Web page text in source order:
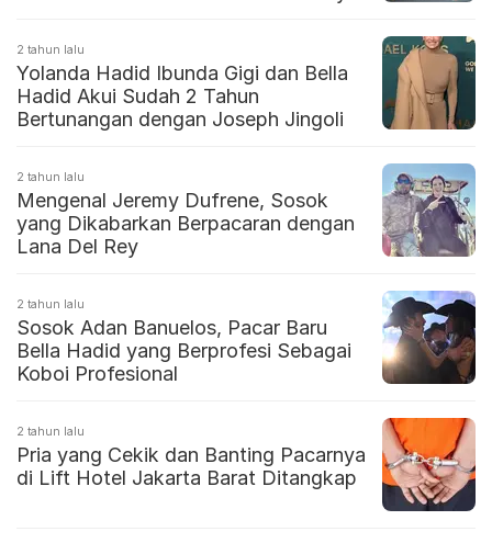
2 tahun lalu
Yolanda Hadid Ibunda Gigi dan Bella
Hadid Akui Sudah 2 Tahun
Bertunangan dengan Joseph Jingoli
2 tahun lalu
Mengenal Jeremy Dufrene, Sosok
yang Dikabarkan Berpacaran dengan
Lana Del Rey
2 tahun lalu
Sosok Adan Banuelos, Pacar Baru
Bella Hadid yang Berprofesi Sebagai
Koboi Profesional
2 tahun lalu
Pria yang Cekik dan Banting Pacarnya
di Lift Hotel Jakarta Barat Ditangkap